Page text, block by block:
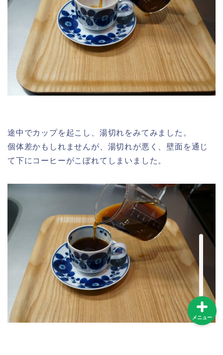
途中でカップを起こし、湯切れをみてみました。
個体差かもしれませんが、湯切れが悪く、壁面を通じ
て下にコーヒーがこぼれてしまいました。
メニュー
コーヒー器具
コーヒーインストラクタ
ー
コンビニコーヒー
スターバックス